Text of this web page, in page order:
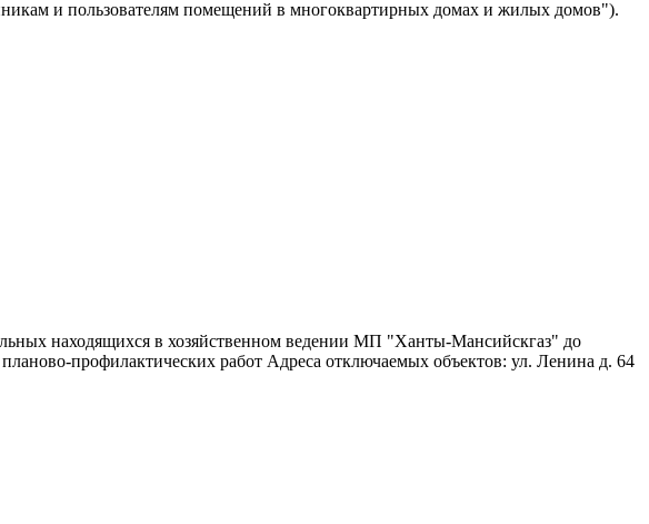
и пользователям помещений в многоквартирных домах и жилых домов").
находящихся в хозяйственном ведении МП "Ханты-Мансийскгаз" до
профилактических работ Адреса отключаемых объектов: ул. Ленина д. 64